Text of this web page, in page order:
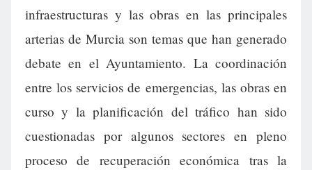
infraestructuras y las obras en las principales
arterias de Murcia son temas que han generado
debate en el Ayuntamiento. La coordinación
entre los servicios de emergencias, las obras en
curso y la planificación del tráfico han sido
cuestionadas por algunos sectores en pleno
proceso de recuperación económica tras la